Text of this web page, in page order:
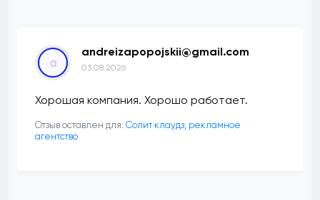
a
andreizapopojskii@gmail.com
03.08.2026
Хорошая компания. Хорошо работает.
Отзыв оставлен для: Солит клаудз, рекламное
агентство